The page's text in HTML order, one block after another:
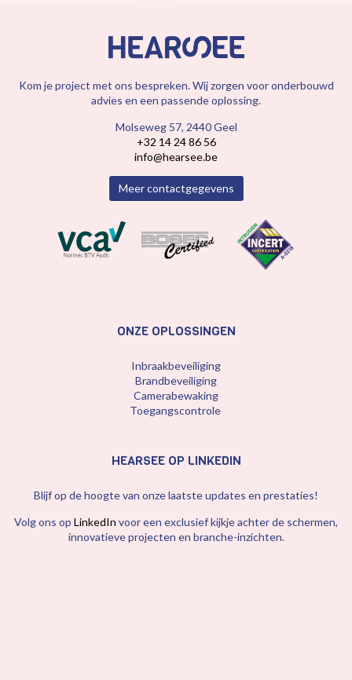
Kom je project met ons bespreken. Wij zorgen voor onderbouwd
advies en een passende oplossing.
Molseweg 57, 2440 Geel
+32 14 24 86 56
info@hearsee.be
Meer contactgegevens
ONZE OPLOSSINGEN
Inbraakbeveiliging
Brandbeveiliging
Camerabewaking
Toegangscontrole
HEARSEE OP LINKEDIN
Blijf op de hoogte van onze laatste updates en prestaties!
Volg ons op LinkedIn voor een exclusief kijkje achter de schermen,
innovatieve projecten en branche-inzichten.